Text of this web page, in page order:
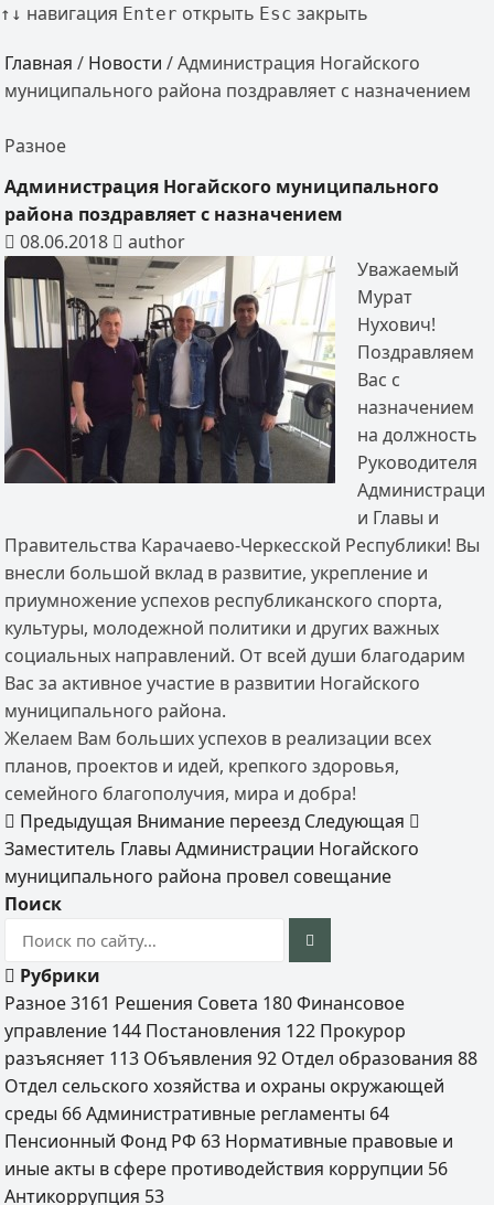
↑ ↓ навигация Enter открыть Esc закрыть
Главная / Новости / Администрация Ногайского
муниципального района поздравляет с назначением
Разное
Администрация Ногайского муниципального
района поздравляет с назначением
08.06.2018
author
Уважаемый
Мурат
Нухович!
Поздравляем
Вас с
назначением
на должность
Руководителя
Администраци
и Главы и
Правительства Карачаево-Черкесской Республики! Вы
внесли большой вклад в развитие, укрепление и
приумножение успехов республиканского спорта,
культуры, молодежной политики и других важных
социальных направлений. От всей души благодарим
Вас за активное участие в развитии Ногайского
муниципального района.
Желаем Вам больших успехов в реализации всех
планов, проектов и идей, крепкого здоровья,
семейного благополучия, мира и добра!
Предыдущая Внимание переезд Следующая
Заместитель Главы Администрации Ногайского
муниципального района провел совещание
Поиск
Рубрики
Разное3161 Решения Совета 180 Финансовое
управление 144 Постановления 122 Прокурор
разъясняет 113 Объявления92 Отдел образования88
Отдел сельского хозяйства и охраны окружающей
среды 66 Административные регламенты 64
Пенсионный Фонд РФ 63 Нормативные правовые и
иные акты в сфере противодействия коррупции 56
Антикоррупция 53